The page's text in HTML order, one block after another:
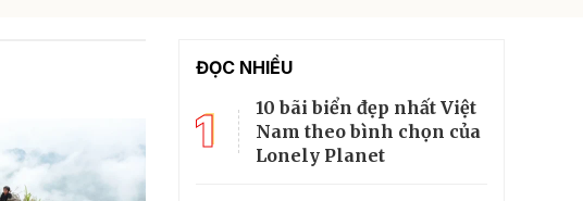
ĐỌC NHIỀU
1
10 bãi biển đẹp nhất Việt
Nam theo bình chọn của
Lonely Planet